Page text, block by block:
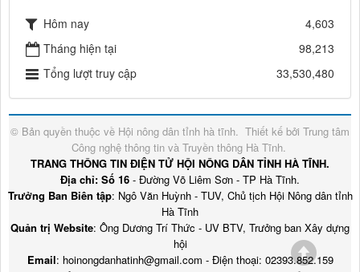
Hôm nay
4,603
Tháng hiện tại
98,213
Tổng lượt truy cập
33,530,480
© Bản quyền thuộc về Hội nông dân tỉnh hà tĩnh. Thiết kế bởi Trung tâm
Công nghệ thông tin và Truyền thông Hà Tĩnh.
TRANG THÔNG TIN ĐIỆN TỬ HỘI NÔNG DÂN TỈNH HÀ TĨNH.
Địa chỉ: Số 16 - Đường Võ Liêm Sơn - TP Hà Tĩnh.
Trưởng Ban Biên tập: Ngô Văn Huỳnh - TUV, Chủ tịch Hội Nông dân tỉnh
Hà Tĩnh
Quản trị Website: Ông Dương Trí Thức - UV BTV, Trưởng ban Xây dựng
hội
Email: hoinongdanhatinh@gmail.com - Điện thoại: 02393.852.159